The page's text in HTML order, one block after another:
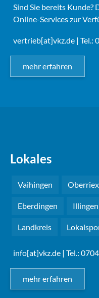
Sind Sie bereits Kunde?
Online-Services zur
vertrieb[at]vkz.de | Tel.:
mehr erfahren
Lokales
Vaihingen
Eberdingen Illingen
Landkreis
info[at]vkz.de | Tel.:
mehr erfahren